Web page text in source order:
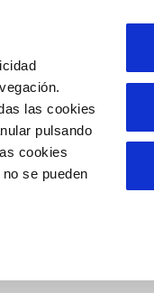
las cookies
pulsando
cookies
se pueden
PORTAL DE